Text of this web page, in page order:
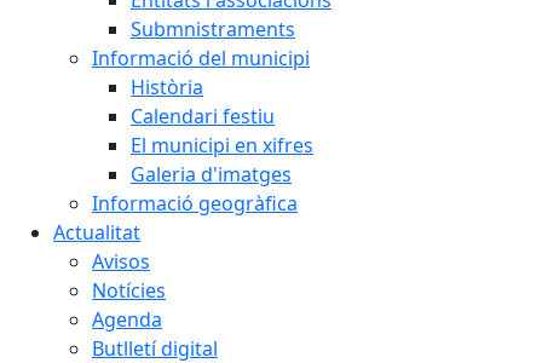
Submnistraments
Informació del municipi
Història
Calendari festiu
El municipi en xifres
Galeria d'imatges
Informació geogràfica
Actualitat
Avisos
Notícies
Agenda
Butlletí digital